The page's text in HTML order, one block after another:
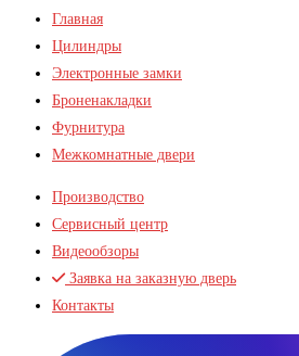
Главная
Цилиндры
Электронные замки
Броненакладки
Фурнитура
Межкомнатные двери
Производство
Сервисный центр
Видеообзоры
Заявка на заказную дверь
Контакты